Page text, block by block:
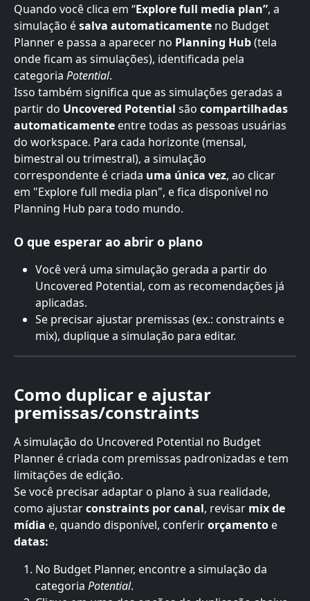
Quando você clica em “Explore full media plan”, a
simulação é salva automaticamente no Budget
Planner e passa a aparecer no Planning Hub (tela
onde ficam as simulações), identificada pela
categoria Potential.
Isso também significa que as simulações geradas a
partir do Uncovered Potential são compartilhadas
automaticamente entre todas as pessoas usuárias
do workspace. Para cada horizonte (mensal,
bimestral ou trimestral), a simulação
correspondente é criada uma única vez, ao clicar
em "Explore full media plan", e fica disponível no
Planning Hub para todo mundo.
O que esperar ao abrir o plano
Você verá uma simulação gerada a partir do
Uncovered Potential, com as recomendações já
aplicadas.
Se precisar ajustar premissas (ex.: constraints e
mix), duplique a simulação para editar.
Como duplicar e ajustar
premissas/constraints
A simulação do Uncovered Potential no Budget
Planner é criada com premissas padronizadas e tem
limitações de edição.
Se você precisar adaptar o plano à sua realidade,
como ajustar constraints por canal, revisar mix de
mídia e, quando disponível, conferir orçamento e
datas:
No Budget Planner, encontre a simulação da
categoria Potential.